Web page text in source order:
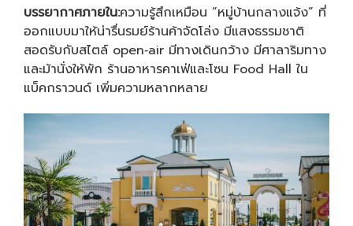
บรรยากาศภายใน:ความรู้สึกเหมือน “หมู่บ้านกลางแจ้ง” ที่
ออกแบบมาให้น่ารื่นรมย์ร้านค้าจัดโล่ง มีแสงธรรมชาติ
สอดรับกับสไตล์ open‑air มีทางเดินกว้าง มีศาลาริมทาง
และม้านั่งให้พัก ร้านอาหารคาเฟ่และโซน Food Hall ใน
แบ็คกราวนด์ เพิ่มความหลากหลาย